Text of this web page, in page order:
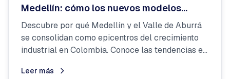
Medellín: cómo los nuevos modelos
logísticos están transformando los
negocios
Descubre por qué Medellín y el Valle de Aburrá
se consolidan como epicentros del crecimiento
industrial en Colombia. Conoce las tendencias en
Leer más